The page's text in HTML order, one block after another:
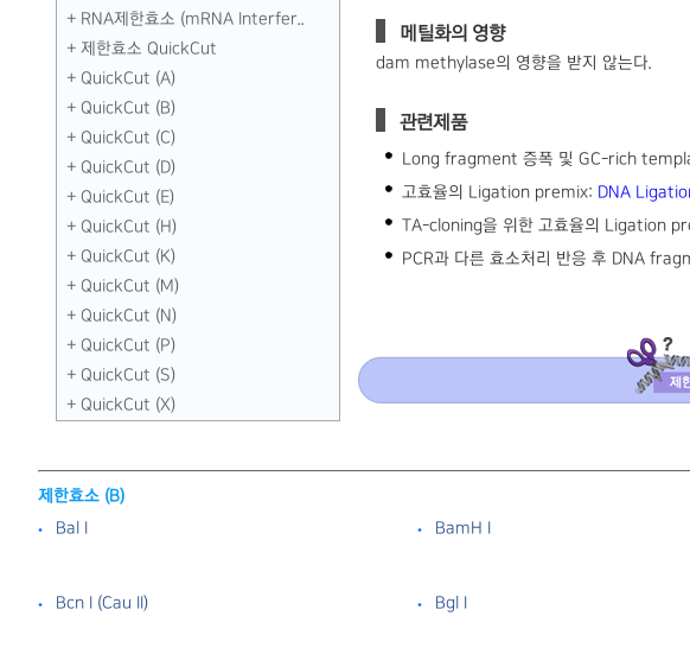
RNA제한효소 (mRNA Interfer..
제한효소 QuickCut
QuickCut (A)
QuickCut (B)
QuickCut (C)
QuickCut (D)
QuickCut (E)
QuickCut (H)
QuickCut (K)
QuickCut (M)
QuickCut (N)
QuickCut (P)
QuickCut (S)
QuickCut (X)
메틸화의 영향
dam methylase의 영향을 받지 않는다.
관련제품
Long fragment 증폭 및 GC-rich
고효율의 Ligation premix: DNA
TA-cloning을 위한 고효율의 Ligation
PCR과 다른 효소처리 반응 후 DNA
제한효소 (B)
Bal I
BamH I
Bcn I （Cau II） Bgl I